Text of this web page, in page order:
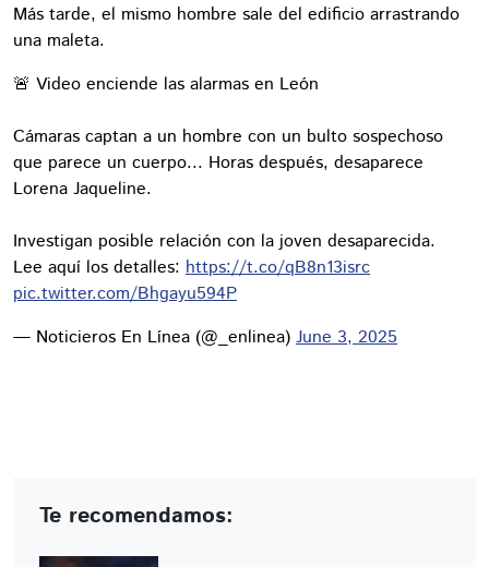
Más tarde, el mismo hombre sale del edificio arrastrando
una maleta.
🚨 Video enciende las alarmas en León
Cámaras captan a un hombre con un bulto sospechoso
que parece un cuerpo... Horas después, desaparece
Lorena Jaqueline.
Investigan posible relación con la joven desaparecida.
Lee aquí los detalles: https://t.co/qB8n13isrc
pic.twitter.com/Bhgayu594P
— Noticieros En Línea (@_enlinea) June 3, 2025
Te recomendamos: